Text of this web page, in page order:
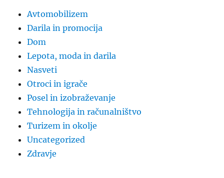
Avtomobilizem
Darila in promocija
Dom
Lepota, moda in darila
Nasveti
Otroci in igrače
Posel in izobraževanje
Tehnologija in računalništvo
Turizem in okolje
Uncategorized
Zdravje